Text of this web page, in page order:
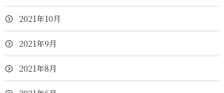
2021年10月
2021年9月
2021年8月